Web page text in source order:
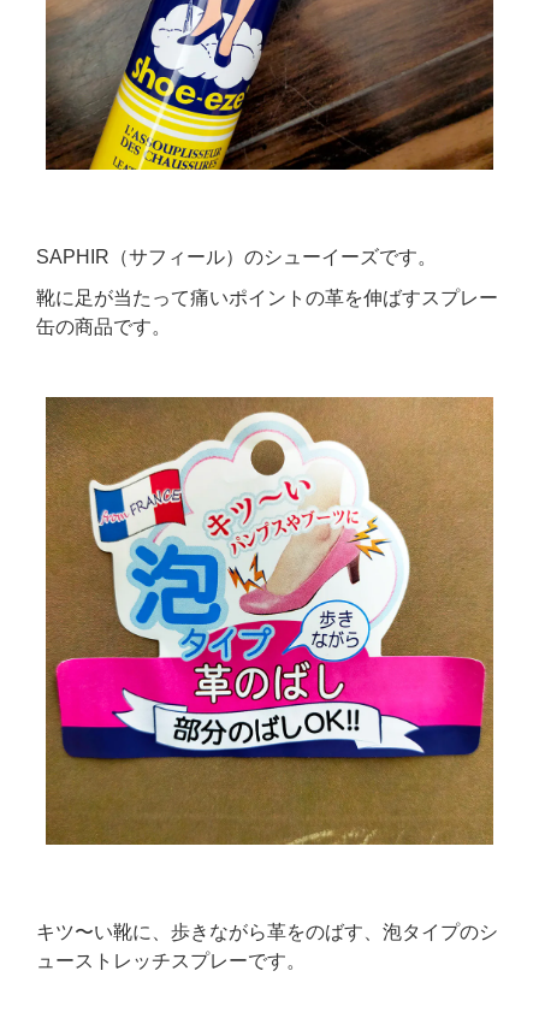
SAPHIR（サフィール）のシューイーズです。
靴に足が当たって痛いポイントの革を伸ばすスプレー
缶の商品です。
キツ〜い靴に、歩きながら革をのばす、泡タイプのシ
ューストレッチスプレーです。